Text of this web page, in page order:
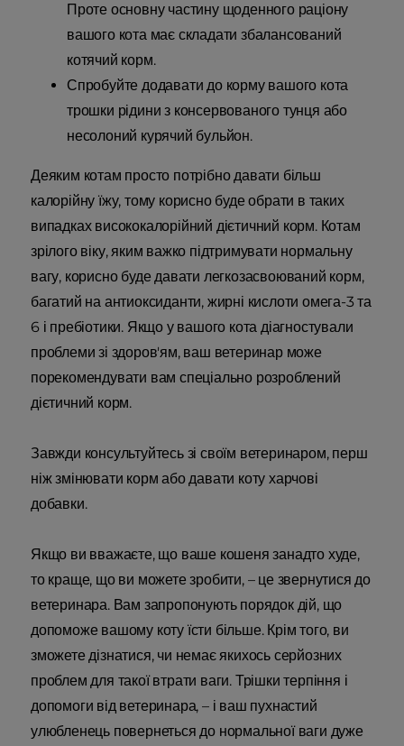
Проте основну частину щоденного раціону
вашого кота має складати збалансований
котячий корм.
Спробуйте додавати до корму вашого кота
трошки рідини з консервованого тунця або
несолоний курячий бульйон.
Деяким котам просто потрібно давати більш
калорійну їжу, тому корисно буде обрати в таких
випадках висококалорійний дієтичний корм. Котам
зрілого віку, яким важко підтримувати нормальну
вагу, корисно буде давати легкозасвоюваний корм,
багатий на антиоксиданти, жирні кислоти омега-3 та
6 і пребіотики. Якщо у вашого кота діагностували
проблеми зі здоров'ям, ваш ветеринар може
порекомендувати вам спеціально розроблений
дієтичний корм.
Завжди консультуйтесь зі своїм ветеринаром, перш
ніж змінювати корм або давати коту харчові
добавки.
Якщо ви вважаєте, що ваше кошеня занадто худе,
то краще, що ви можете зробити, – це звернутися до
ветеринара. Вам запропонують порядок дій, що
допоможе вашому коту їсти більше. Крім того, ви
зможете дізнатися, чи немає якихось серйозних
проблем для такої втрати ваги. Трішки терпіння і
допомоги від ветеринара, – і ваш пухнастий
улюбленець повернеться до нормальної ваги дуже